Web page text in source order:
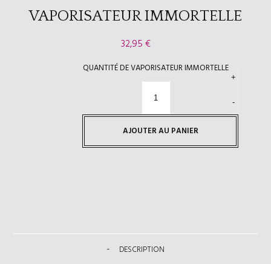
VAPORISATEUR IMMORTELLE
32,95€
QUANTITÉ DE VAPORISATEUR IMMORTELLE
AJOUTER AU PANIER
DESCRIPTION